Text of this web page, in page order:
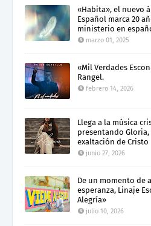
«Habita», el nuevo
Español marca 20
ministerio en
marzo 01, 2025
«Mil Verdades
Rangel.
febrero 14, 2026
Llega a la música
presentando
exaltación de Cristo
junio 27, 2026
De un momento de
esperanza, Linaje
Alegría»
julio 10, 2026